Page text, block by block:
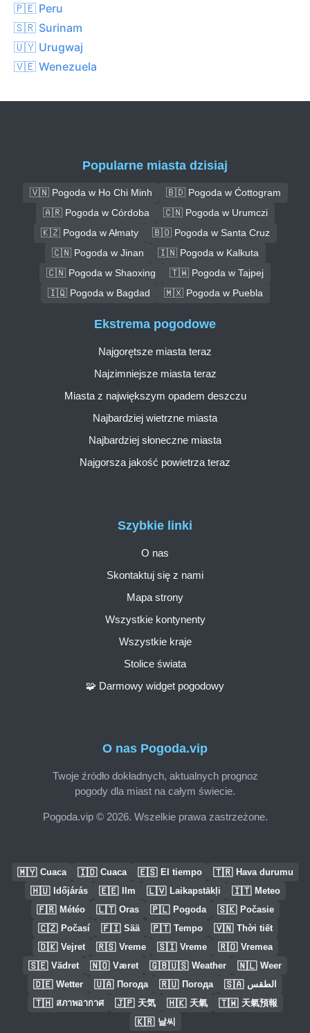
🇵🇪 Peru
🇸🇷 Surinam
🇺🇾 Urugwaj
🇻🇪 Wenezuela
Popularne miasta dzisiaj
🇻🇳 Pogoda w Ho Chi Minh
🇧🇩 Pogoda w Ćottogram
🇦🇷 Pogoda w Córdoba
🇨🇳 Pogoda w Urumczi
🇰🇿 Pogoda w Ałmaty
🇧🇴 Pogoda w Santa Cruz
🇨🇳 Pogoda w Jinan
🇮🇳 Pogoda w Kalkuta
🇨🇳 Pogoda w Shaoxing
🇹🇼 Pogoda w Tajpej
🇮🇶 Pogoda w Bagdad
🇲🇽 Pogoda w Puebla
O nas Pogoda.vip
Twoje źródło dokładnych, aktualnych prognoz
pogody dla miast na całym świecie.
Pogoda.vip © 2026. Wszelkie prawa zastrzeżone.
Szybkie linki
O nas
Skontaktuj się z nami
Mapa strony
Wszystkie kontynenty
Wszystkie kraje
Stolice świata
🧩 Darmowy widget pogodowy
Ekstrema pogodowe
Najgorętsze miasta teraz
Najzimniejsze miasta teraz
Miasta z największym opadem deszczu
Najbardziej wietrzne miasta
Najbardziej słoneczne miasta
Najgorsza jakość powietrza teraz
🇲🇾 Cuaca 🇮🇩 Cuaca 🇪🇸 El tiempo 🇹🇷 Hava durumu
🇭🇺 Időjárás 🇪🇪 Ilm 🇱🇻 Laikapstākļi 🇮🇹 Meteo
🇫🇷 Météo 🇱🇹 Oras 🇵🇱 Pogoda 🇸🇰 Počasie
🇨🇿 Počasí 🇫🇮 Sää 🇵🇹 Tempo 🇻🇳 Thời tiết
🇩🇰 Vejret 🇷🇸 Vreme 🇸🇮 Vreme 🇷🇴 Vremea
🇸🇪 Vädret 🇳🇴 Været 🇬🇧🇺🇸 Weather 🇳🇱 Weer
🇩🇪 Wetter 🇺🇦 Погода 🇷🇺 Погода 🇸🇦 الطقس
🇹🇭 สภาพอากาศ 🇯🇵 天気 🇭🇰 天氣 🇹🇼 天氣預報
🇰🇷 날씨